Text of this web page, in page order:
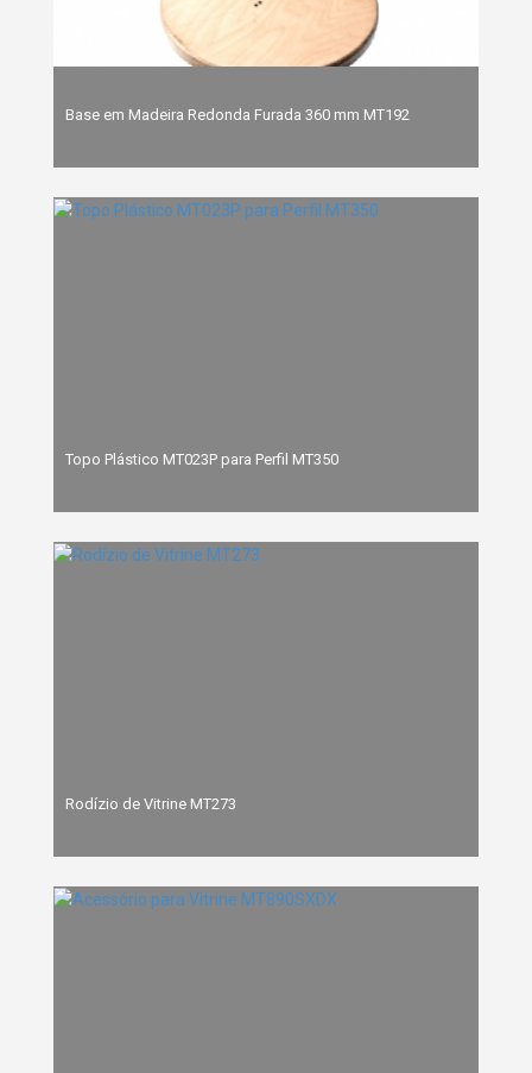
Base em Madeira Redonda Furada 360 mm MT192
Topo Plástico MT023P para Perfil MT350
Rodízio de Vitrine MT273